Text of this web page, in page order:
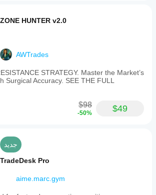
ZONE HUNTER v2.0
AWTrades
STRATEGY. Master the Market’s
Surgical Accuracy. SEE THE FULL
$98
-50% $49
جديد
TradeDesk Pro
aime.marc.gym